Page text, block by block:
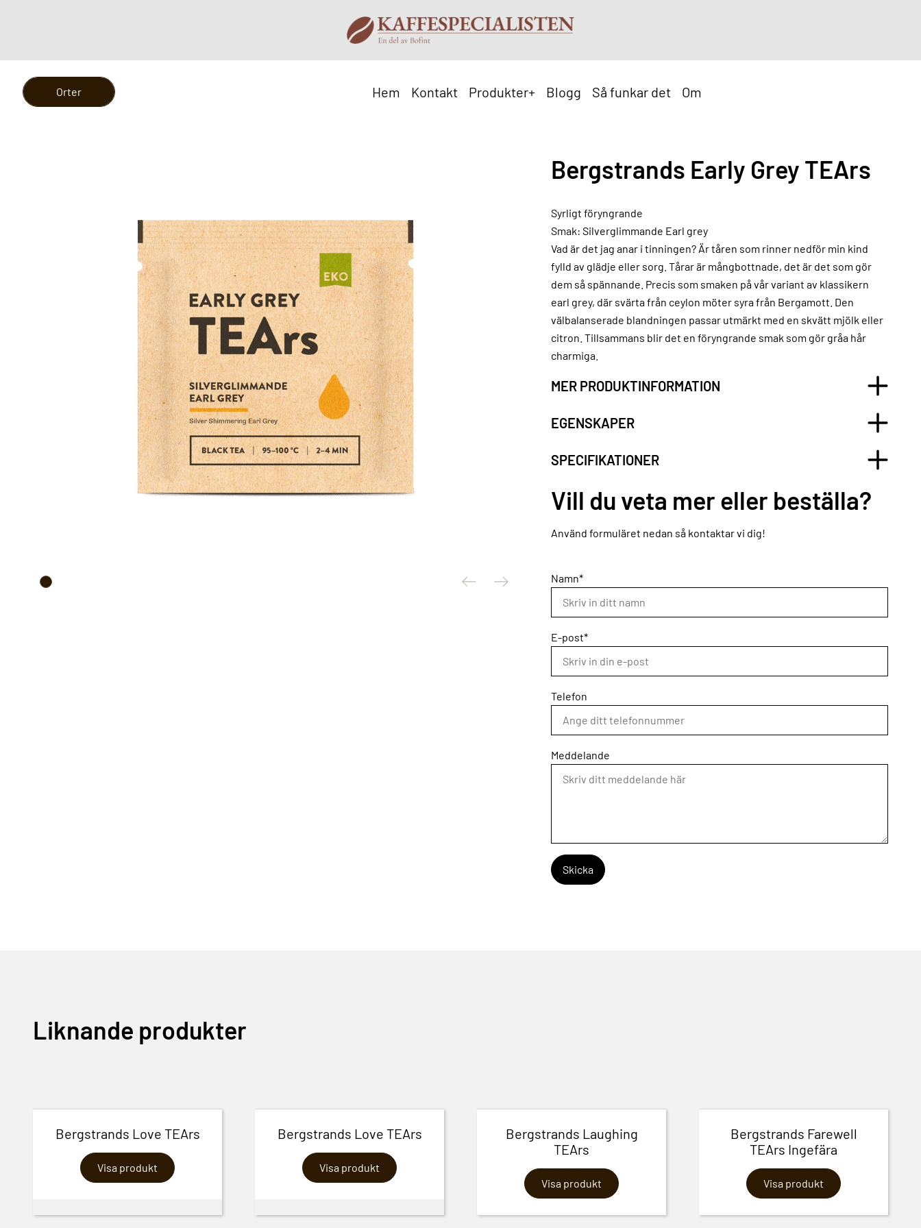
Orter Hem Kontakt Produkter+ Blogg Så funkar det Om
Bergstrands Early Grey TEArs
Syrligt föryngrande
Smak: Silverglimmande Earl grey
Vad är det jag anar i tinningen? Är tåren som rinner nedför min kind
fylld av glädje eller sorg. Tårar är mångbottnade, det är det som gör
dem så spännande. Precis som smaken på vår variant av klassikern
earl grey, där svärta från ceylon möter syra från Bergamott. Den
välbalanserade blandningen passar utmärkt med en skvätt mjölk eller
citron. Tillsammans blir det en föryngrande smak som gör gråa hår
charmiga.
MER PRODUKTINFORMATION
EGENSKAPER
SPECIFIKATIONER
Vill du veta mer eller beställa?
Använd formuläret nedan så kontaktar vi dig!
Namn*
E-post*
Telefon
Meddelande
Liknande produkter
Bergstrands Love TEArs
Visa produkt
Bergstrands Love TEArs
Visa produkt
Bergstrands Laughing
TEArs
Visa produkt
Bergstrands Farewell
TEArs Ingefära
Visa produkt